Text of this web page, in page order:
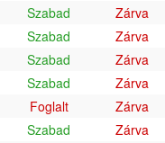
Szabad
Zárva
Szabad
Zárva
Szabad
Zárva
Szabad
Zárva
Foglalt
Zárva
Szabad
Zárva